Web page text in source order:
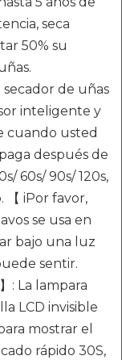
seca
50% su
de uñas
inteligente y
cuando usted
después de
60s/ 90s/ 120s,
iPor favor,
se usa en
bajo una luz
sentir.
: La lampara
LCD invisible
mostrar el
rápido 30S,